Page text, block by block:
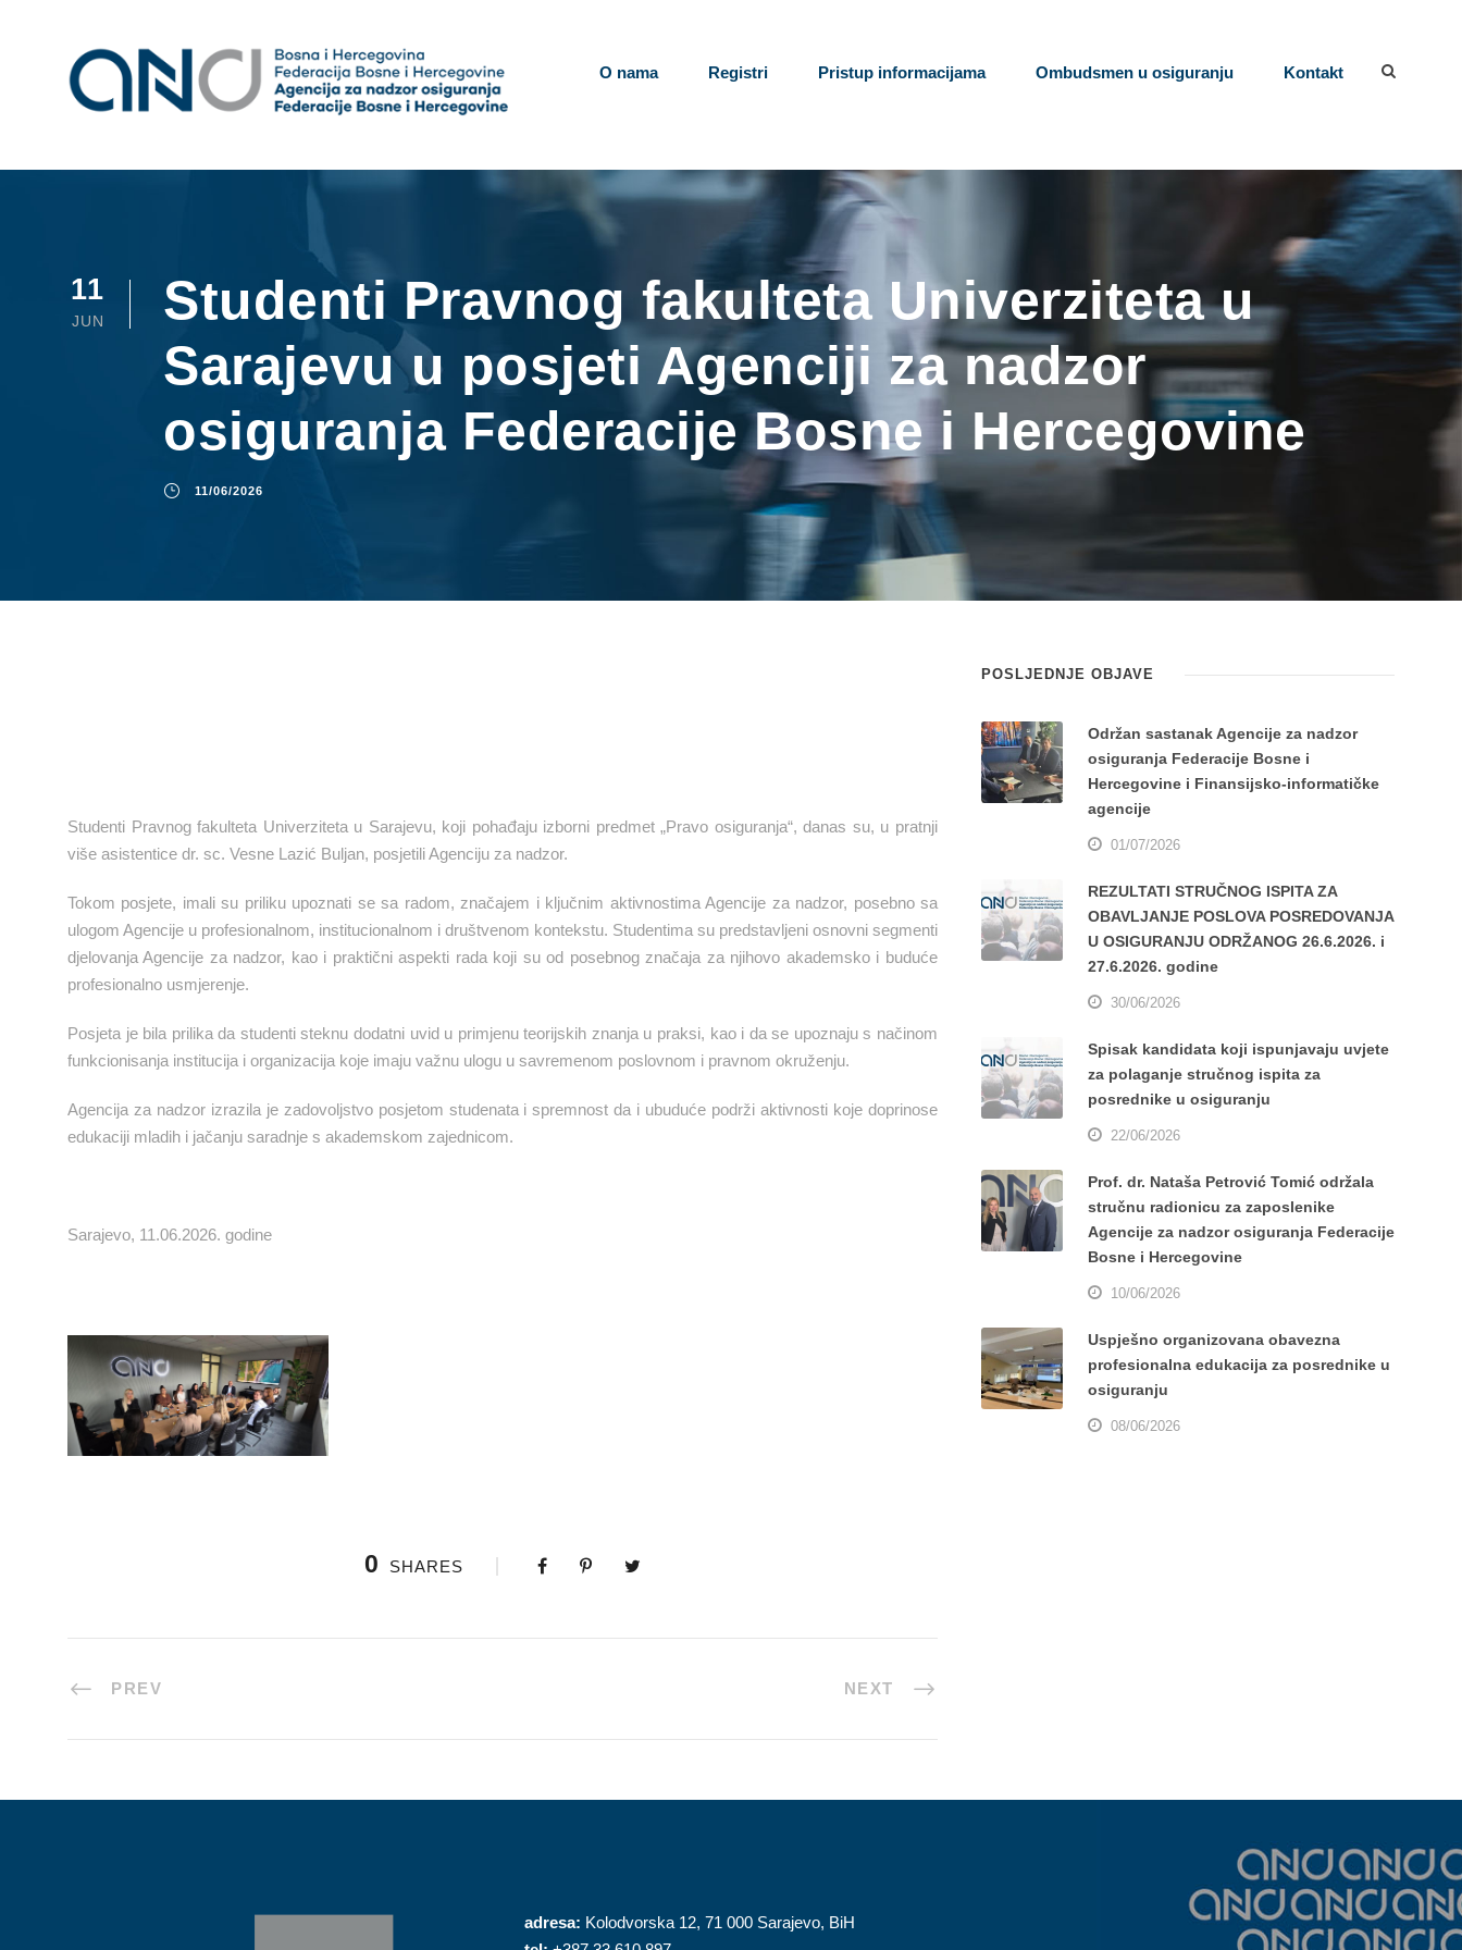
O nama Registri Pristup informacijama Ombudsmen u osiguranju Kontakt
11
JUN
Studenti Pravnog fakulteta Univerziteta u
Sarajevu u posjeti Agenciji za nadzor
osiguranja Federacije Bosne i Hercegovine
11/06/2026
Studenti Pravnog fakulteta Univerziteta u Sarajevu, koji pohađaju izborni predmet „Pravo osiguranja“, danas su, u pratnji
više asistentice dr. sc. Vesne Lazić Buljan, posjetili Agenciju za nadzor.
Tokom posjete, imali su priliku upoznati se sa radom, značajem i ključnim aktivnostima Agencije za nadzor, posebno sa
ulogom Agencije u profesionalnom, institucionalnom i društvenom kontekstu. Studentima su predstavljeni osnovni segmenti
djelovanja Agencije za nadzor, kao i praktični aspekti rada koji su od posebnog značaja za njihovo akademsko i buduće
profesionalno usmjerenje.
Posjeta je bila prilika da studenti steknu dodatni uvid u primjenu teorijskih znanja u praksi, kao i da se upoznaju s načinom
funkcionisanja institucija i organizacija koje imaju važnu ulogu u savremenom poslovnom i pravnom okruženju.
Agencija za nadzor izrazila je zadovoljstvo posjetom studenata i spremnost da i ubuduće podrži aktivnosti koje doprinose
edukaciji mladih i jačanju saradnje s akademskom zajednicom.
Sarajevo, 11.06.2026. godine
0 SHARES
PREV NEXT
POSLJEDNJE OBJAVE
Održan sastanak Agencije za nadzor
osiguranja Federacije Bosne i
Hercegovine i Finansijsko-informatičke
agencije
01/07/2026
REZULTATI STRUČNOG ISPITA ZA
OBAVLJANJE POSLOVA POSREDOVANJA
U OSIGURANJU ODRŽANOG 26.6.2026. i
27.6.2026. godine
30/06/2026
Spisak kandidata koji ispunjavaju uvjete
za polaganje stručnog ispita za
posrednike u osiguranju
22/06/2026
Prof. dr. Nataša Petrović Tomić održala
stručnu radionicu za zaposlenike
Agencije za nadzor osiguranja Federacije
Bosne i Hercegovine
10/06/2026
Uspješno organizovana obavezna
profesionalna edukacija za posrednike u
osiguranju
08/06/2026
adresa: Kolodvorska 12, 71 000 Sarajevo, BiH